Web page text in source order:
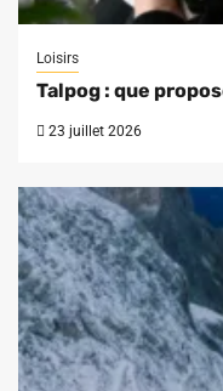
Loisirs
Talpog : que
23 juillet 2026